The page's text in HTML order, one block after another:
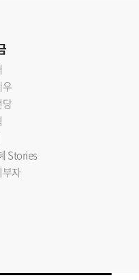
우
당
Stories
부자